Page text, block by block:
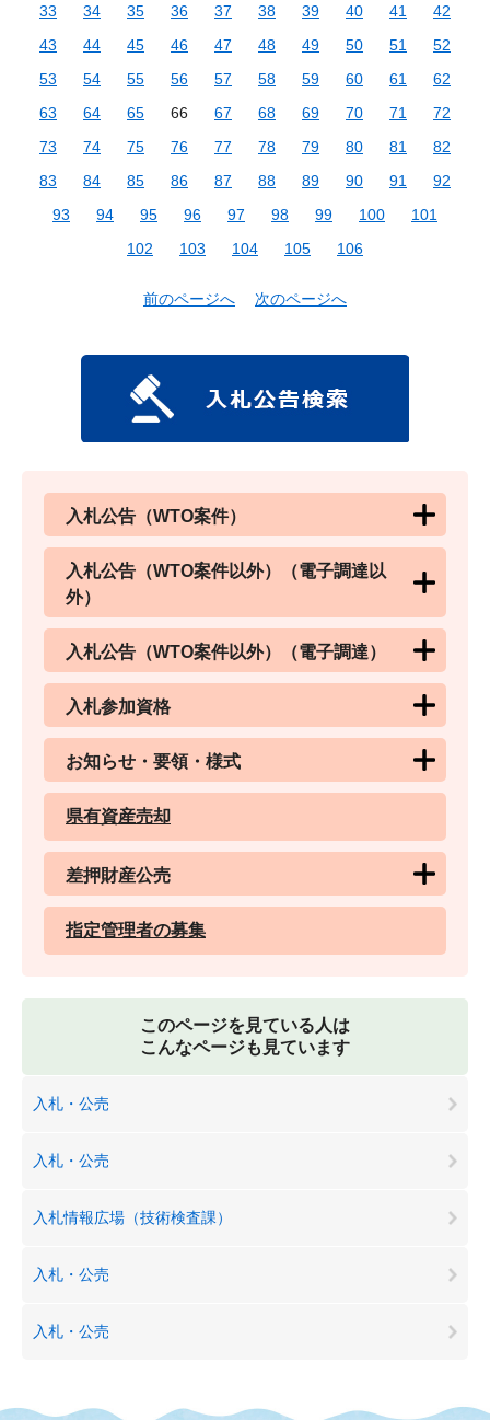
33
34 35 36 37 38 39 40 41
42
43
44 45 46 47 48 49 50 51
52
53
54 55 56 57 58 59 60 61
62
63
64 65 66 67 68 69 70 71
72
73
74 75 76 77 78 79 80 81
82
83
84 85 86 87 88 89 90 91
92
93
94 95 96 97 98 99 100
101
102
103 104 105 106
前のページへ 次のページへ
入札公告（WTO案件）
入札公告（WTO案件以外）（電子調達以
外）
入札公告（WTO案件以外）（電子調達）
入札参加資格
お知らせ・要領・様式
県有資産売却
差押財産公売
指定管理者の募集
このページを見ている人は
こんなページも見ています
入札・公売
入札・公売
入札情報広場（技術検査課）
入札・公売
入札・公売